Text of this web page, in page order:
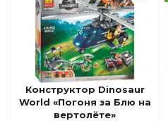
Конструктор Dinosaur
World «Погоня за Блю на
вертолёте»